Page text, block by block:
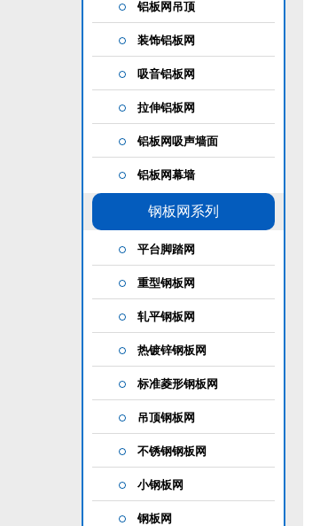
铝板网吊顶
装饰铝板网
吸音铝板网
拉伸铝板网
铝板网吸声墙面
铝板网幕墙
钢板网系列
平台脚踏网
重型钢板网
轧平钢板网
热镀锌钢板网
标准菱形钢板网
吊顶钢板网
不锈钢钢板网
小钢板网
钢板网